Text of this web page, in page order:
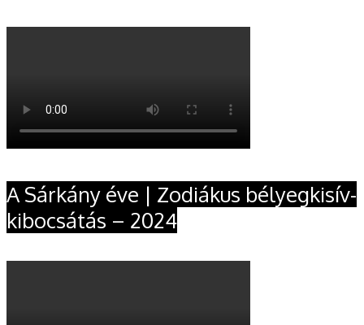
A Sárkány éve | Zodiákus bélyegkisív-
kibocsátás – 2024